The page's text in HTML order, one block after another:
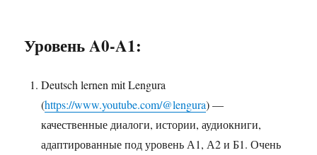
Уровень A0-A1:
Deutsch lernen mit Lengura
(https://www.youtube.com/@lengura) —
качественные диалоги, истории, аудиокниги,
адаптированные под уровень А1, А2 и Б1. Очень